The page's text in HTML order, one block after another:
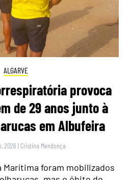
ALGARVE
provoca
de 29 anos junto à
em Albufeira
2026 | Cristina Mendonça
Marítima foram mobilizados